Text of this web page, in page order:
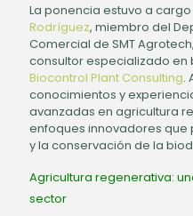
La ponencia estuvo a
Rodríguez, miembro del
Comercial de SMT
consultor especializado en
Biocontrol Plant Consulting.
conocimientos y
avanzadas en agricultura
enfoques innovadores que
y la conservación de la
Agricultura regenerativa:
sector